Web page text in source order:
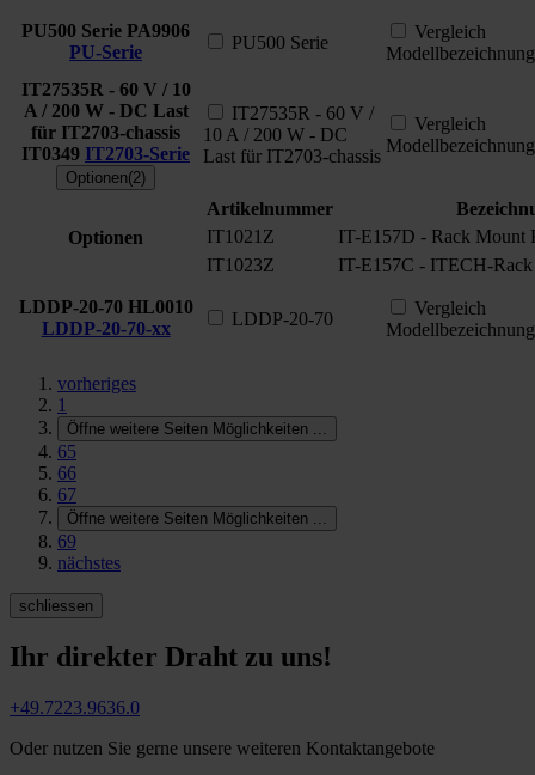
PU500 Serie PA9906
PU-Serie
PU500 Serie
Vergleich
Modellbezeichnung
IT27535R - 60 V / 10
A / 200 W - DC Last
für IT2703-chassis
IT0349 IT2703-Serie
Optionen(2)
IT27535R - 60 V /
10 A / 200 W - DC
Last für IT2703-chassis
Vergleich
Modellbezeichnung
Optionen
Artikelnummer
IT1021Z
IT-E157D - Rack Mount
IT1023Z
IT-E157C - ITECH-
LDDP-20-70 HL0010
LDDP-20-70-xx
LDDP-20-70
Vergleich
Modellbezeichnung
vorheriges
1
Öffne weitere Seiten Möglichkeiten
65
66
67
Öffne weitere Seiten Möglichkeiten
69
nächstes
schliessen
Ihr direkter Draht zu uns!
+49.7223.9636.0
Oder nutzen Sie gerne unsere weiteren Kontaktangebote